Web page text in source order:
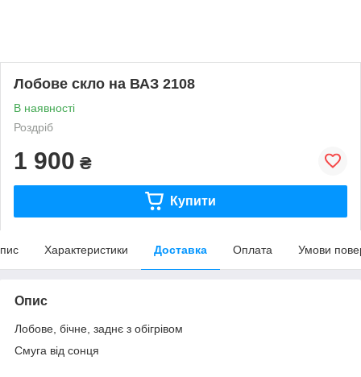
Лобове скло на ВАЗ 2108
В наявності
Роздріб
1 900 ₴
Купити
Характеристики Доставка Оплата Умови
Опис
Лобове, бічне, заднє з обігрівом
Смуга від сонця